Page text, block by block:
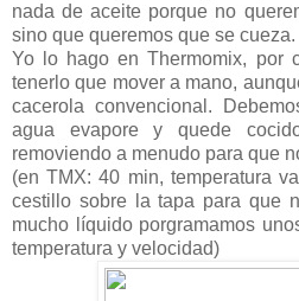
nada de aceite porque no
sino que queremos que se cueza.
Yo lo hago en Thermomix, por
tenerlo que mover a mano,
cacerola convencional.
agua evapore y quede
removiendo a menudo para que
(en TMX: 40 min, temperatura
cestillo sobre la tapa para que
mucho líquido porgramamos
temperatura y velocidad)